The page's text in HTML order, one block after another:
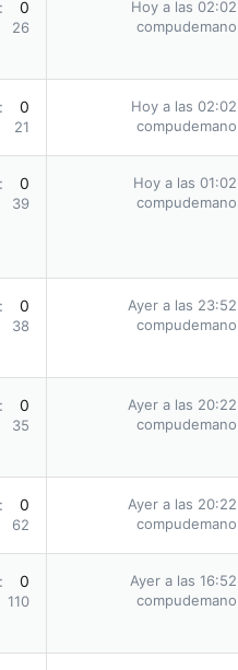
0
26
Hoy a las 02:02
compudemano
0
21
Hoy a las 02:02
compudemano
0
39
Hoy a las 01:02
compudemano
0
38
Ayer a las 23:52
compudemano
0
35
Ayer a las 20:22
compudemano
0
62
Ayer a las 20:22
compudemano
0
110
Ayer a las 16:52
compudemano